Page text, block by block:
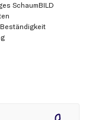
SchaumBILD